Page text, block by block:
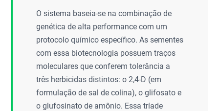
O sistema baseia-se na combinação de
genética de alta performance com um
protocolo químico específico. As sementes
com essa biotecnologia possuem traços
moleculares que conferem tolerância a
três herbicidas distintos: o 2,4-D (em
formulação de sal de colina), o glifosato e
o glufosinato de amônio. Essa tríade